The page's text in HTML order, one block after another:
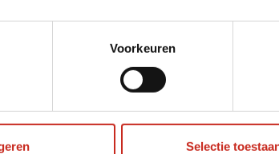
Voorkeuren
Selectie
gaat schiften. Als dit gebeurt, blijf